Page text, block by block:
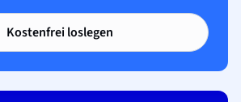
Kostenfrei loslegen